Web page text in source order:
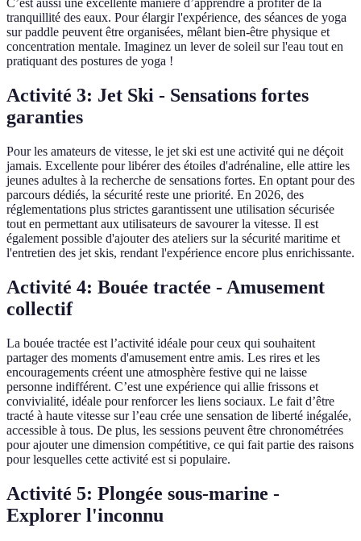
C’est aussi une excellente manière d’apprendre à profiter de la
tranquillité des eaux. Pour élargir l'expérience, des séances de yoga
sur paddle peuvent être organisées, mêlant bien-être physique et
concentration mentale. Imaginez un lever de soleil sur l'eau tout en
pratiquant des postures de yoga !
Activité 3: Jet Ski - Sensations fortes
garanties
Pour les amateurs de vitesse, le jet ski est une activité qui ne déçoit
jamais. Excellente pour libérer des étoiles d'adrénaline, elle attire les
jeunes adultes à la recherche de sensations fortes. En optant pour des
parcours dédiés, la sécurité reste une priorité. En 2026, des
réglementations plus strictes garantissent une utilisation sécurisée
tout en permettant aux utilisateurs de savourer la vitesse. Il est
également possible d'ajouter des ateliers sur la sécurité maritime et
l'entretien des jet skis, rendant l'expérience encore plus enrichissante.
Activité 4: Bouée tractée - Amusement
collectif
La bouée tractée est l’activité idéale pour ceux qui souhaitent
partager des moments d'amusement entre amis. Les rires et les
encouragements créent une atmosphère festive qui ne laisse
personne indifférent. C’est une expérience qui allie frissons et
convivialité, idéale pour renforcer les liens sociaux. Le fait d’être
tracté à haute vitesse sur l’eau crée une sensation de liberté inégalée,
accessible à tous. De plus, les sessions peuvent être chronométrées
pour ajouter une dimension compétitive, ce qui fait partie des raisons
pour lesquelles cette activité est si populaire.
Activité 5: Plongée sous-marine -
Explorer l'inconnu